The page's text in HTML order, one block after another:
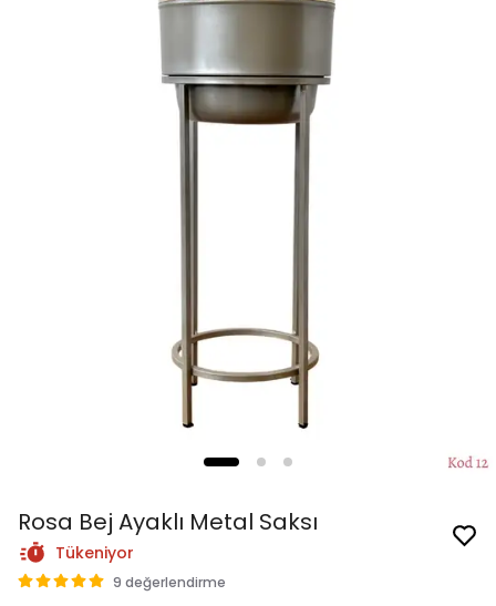
Rosa Bej Ayaklı Metal Saksı
Tükeniyor
9 değerlendirme